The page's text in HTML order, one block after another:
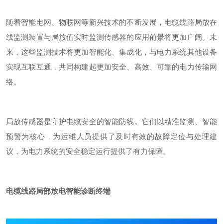
随着智能电网、物联网等新兴技术的不断发展，电缆线路局放在
线监测装置与局放值实时监测传感器的应用前景将更加广阔。未
来，这些监测技术将更加智能化、集成化，与电力系统其他设备
实现互联互通，共同构建起更加安全、高效、可靠的电力传输网
络。
局放传感器是守护电缆安全的智能防线。它们以精准监测、智能
预警为核心，为运维人员提供了及时有效的故障定位与处理建
议，为电力系统的安全稳定运行提供了有力保障。
电缆线路局部放电智能诊断终端